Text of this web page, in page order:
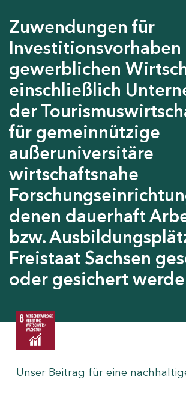
Zuwendungen für
Investitionsvorhaben
gewerblichen
einschließlich
der
für gemeinnützige
außeruniversitäre
wirtschaftsnahe
denen dauerhaft
bzw.
Freistaat Sachsen
oder gesichert
Unser Beitrag für eine